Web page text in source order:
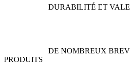
DURABILITÉ ET
DE NOMBREUX
PRODUITS